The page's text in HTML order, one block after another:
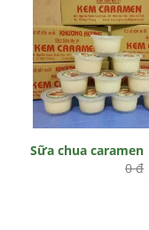
Sữa chua caramen
0 đ